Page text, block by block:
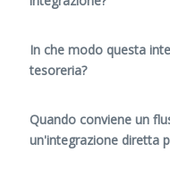
In che modo questa
tesoreria?
Quando conviene un
un'integrazione diretta